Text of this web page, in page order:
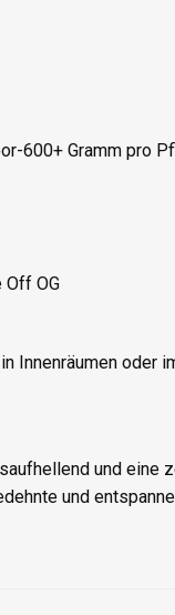
600+ Gramm pro
Off OG
Innenräumen oder
und eine
und